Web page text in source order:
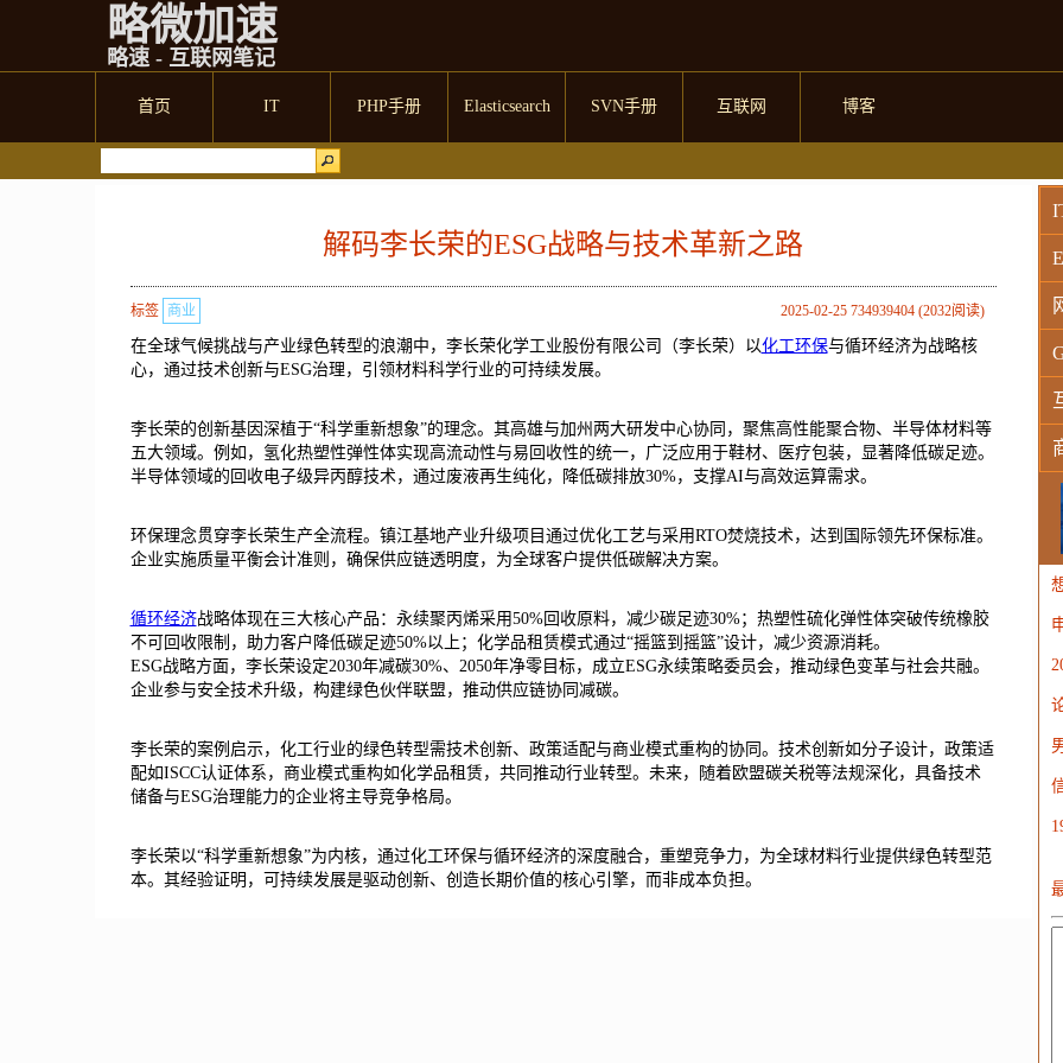
略微加速
略速 - 互联网笔记
首页 IT PHP手册 Elasticsearch SVN手册 互联网 博客
解码李长荣的ESG战略与技术革新之路
2025-02-25 734939404 (2032阅读)
标签 商业
在全球气候挑战与产业绿色转型的浪潮中，李长荣化学工业股份有限公司（李长荣）以化工环保与循环经济为战略核
心，通过技术创新与ESG治理，引领材料科学行业的可持续发展。
李长荣的创新基因深植于“科学重新想象”的理念。其高雄与加州两大研发中心协同，聚焦高性能聚合物、半导体材料等
五大领域。例如，氢化热塑性弹性体实现高流动性与易回收性的统一，广泛应用于鞋材、医疗包装，显著降低碳足迹。
半导体领域的回收电子级异丙醇技术，通过废液再生纯化，降低碳排放30%，支撑AI与高效运算需求。
环保理念贯穿李长荣生产全流程。镇江基地产业升级项目通过优化工艺与采用RTO焚烧技术，达到国际领先环保标准。
企业实施质量平衡会计准则，确保供应链透明度，为全球客户提供低碳解决方案。
循环经济战略体现在三大核心产品：永续聚丙烯采用50%回收原料，减少碳足迹30%；热塑性硫化弹性体突破传统橡胶
不可回收限制，助力客户降低碳足迹50%以上；化学品租赁模式通过“摇篮到摇篮”设计，减少资源消耗。
ESG战略方面，李长荣设定2030年减碳30%、2050年净零目标，成立ESG永续策略委员会，推动绿色变革与社会共融。
企业参与安全技术升级，构建绿色伙伴联盟，推动供应链协同减碳。
李长荣的案例启示，化工行业的绿色转型需技术创新、政策适配与商业模式重构的协同。技术创新如分子设计，政策适
配如ISCC认证体系，商业模式重构如化学品租赁，共同推动行业转型。未来，随着欧盟碳关税等法规深化，具备技术
储备与ESG治理能力的企业将主导竞争格局。
李长荣以“科学重新想象”为内核，通过化工环保与循环经济的深度融合，重塑竞争力，为全球材料行业提供绿色转型范
本。其经验证明，可持续发展是驱动创新、创造长期价值的核心引擎，而非成本负担。